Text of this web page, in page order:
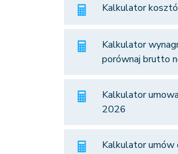
Kalkulator
Kalkulator
porównaj brutto
Kalkulator
2026
Kalkulator umów